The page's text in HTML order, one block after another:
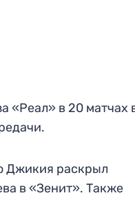
«Реал» в 20 матчах
Джикия раскрыл
в «Зенит». Также